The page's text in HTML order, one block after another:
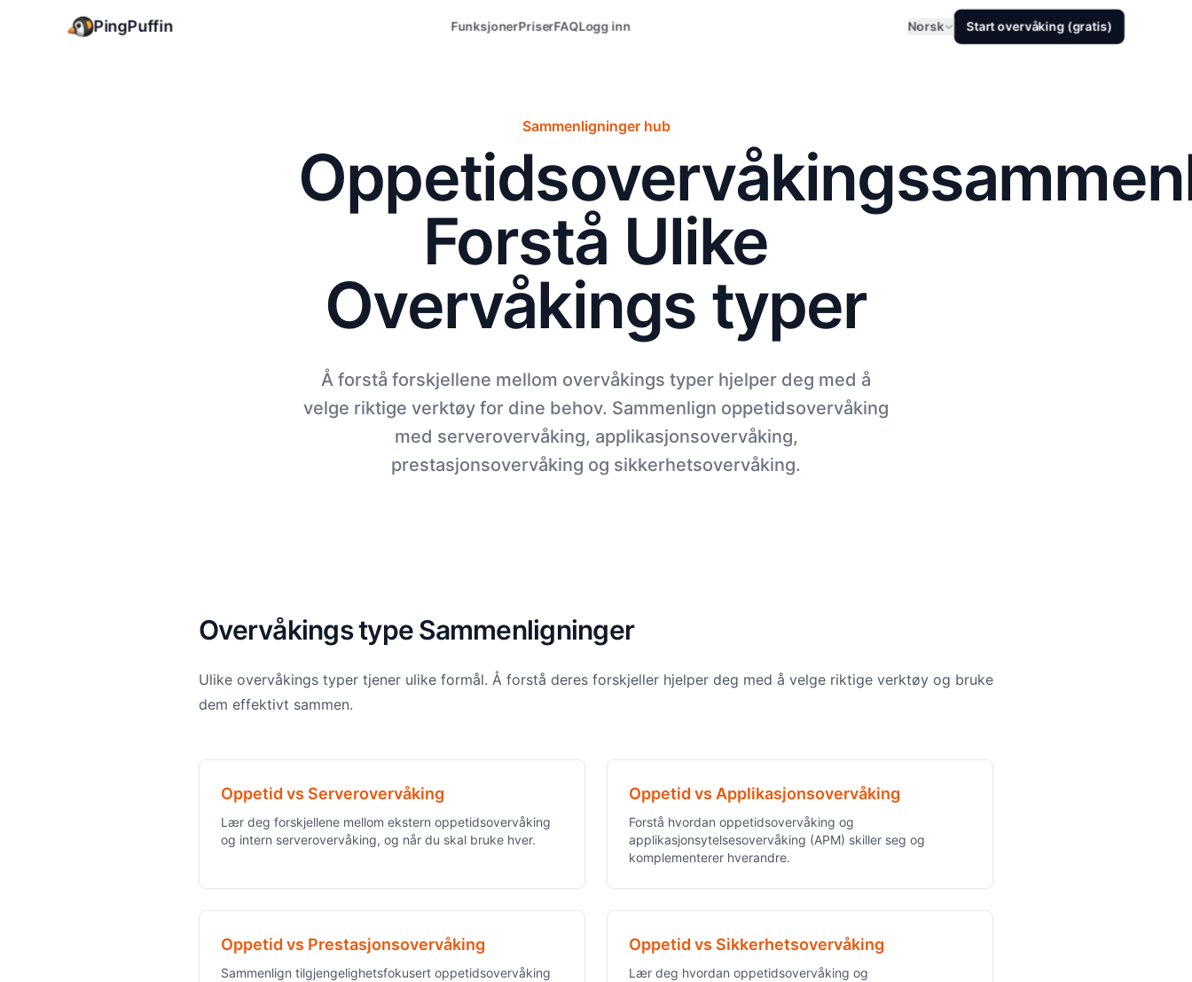
PingPuffin FunksjonerPriserFAQLogg inn Norsk Start overvåking (gratis)
Sammenligninger hub
Forstå Ulike
Overvåkings typer
Å forstå forskjellene mellom overvåkings typer hjelper deg med å
velge riktige verktøy for dine behov. Sammenlign oppetidsovervåking
med serverovervåking, applikasjonsovervåking,
prestasjonsovervåking og sikkerhetsovervåking.
Overvåkings type Sammenligninger
Ulike overvåkings typer tjener ulike formål. Å forstå deres forskjeller hjelper deg med å velge riktige verktøy og bruke
dem effektivt sammen.
Oppetid vs Serverovervåking
Lær deg forskjellene mellom ekstern oppetidsovervåking
og intern serverovervåking, og når du skal bruke hver.
Oppetid vs Applikasjonsovervåking
Forstå hvordan oppetidsovervåking og
applikasjonsytelsesovervåking (APM) skiller seg og
komplementerer hverandre.
Oppetid vs Prestasjonsovervåking
Sammenlign tilgjengelighetsfokusert oppetidsovervåking
Oppetid vs Sikkerhetsovervåking
Lær deg hvordan oppetidsovervåking og